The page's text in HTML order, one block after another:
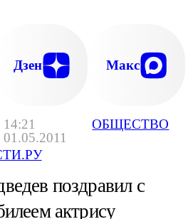
14:21
01.05.2011
ОБЩЕСТВО
Дзен Макс
поздравил с
актрису